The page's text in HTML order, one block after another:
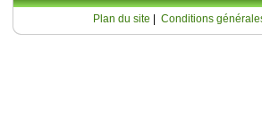
Plan du site Conditions